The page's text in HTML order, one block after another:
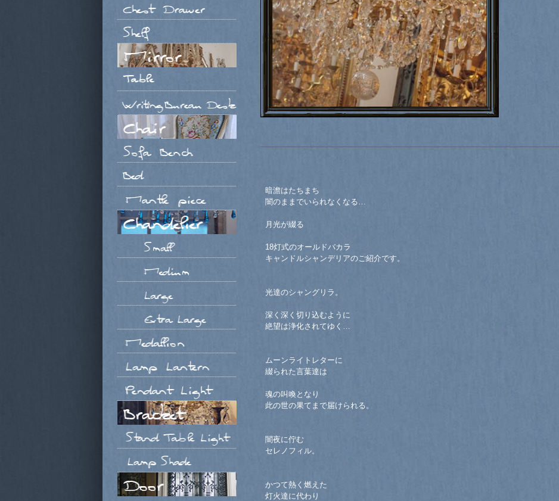
暗澹はたちまち
闇のままでいられなくなる…
月光が綴る
18灯式のオールドバカラ
キャンドルシャンデリアのご紹介です。
光達のシャングリラ。
深く深く切り込むように
絶望は浄化されてゆく…
ムーンライトレターに
綴られた言葉達は
魂の叫喚となり
此の世の果てまで届けられる。
闇夜に佇む
セレノフィル。
かつて熱く燃えた
灯火達に代わり